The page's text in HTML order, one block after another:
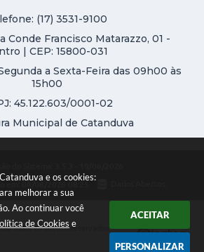
e os cookies:
melhorar a sua
Ao continuar você
de Cookies e
ACEITAR
PERSONALIZAR
(17) 3531-9100
Conde Francisco Matarazzo, 01 -
| CEP: 15800-031
a Sexta-Feira das 09h00 às
15h00
45.122.603/0001-02
Municipal de Catanduva
em:
Todos os direitos reservados -